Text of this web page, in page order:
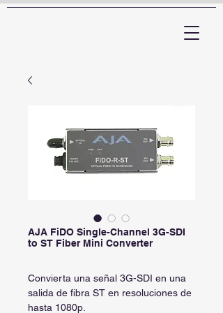
AJA FiDO Single-Channel 3G-SDI
to ST Fiber Mini Converter
Convierta una señal 3G-SDI en una
salida de fibra ST en resoluciones de
hasta 1080p.